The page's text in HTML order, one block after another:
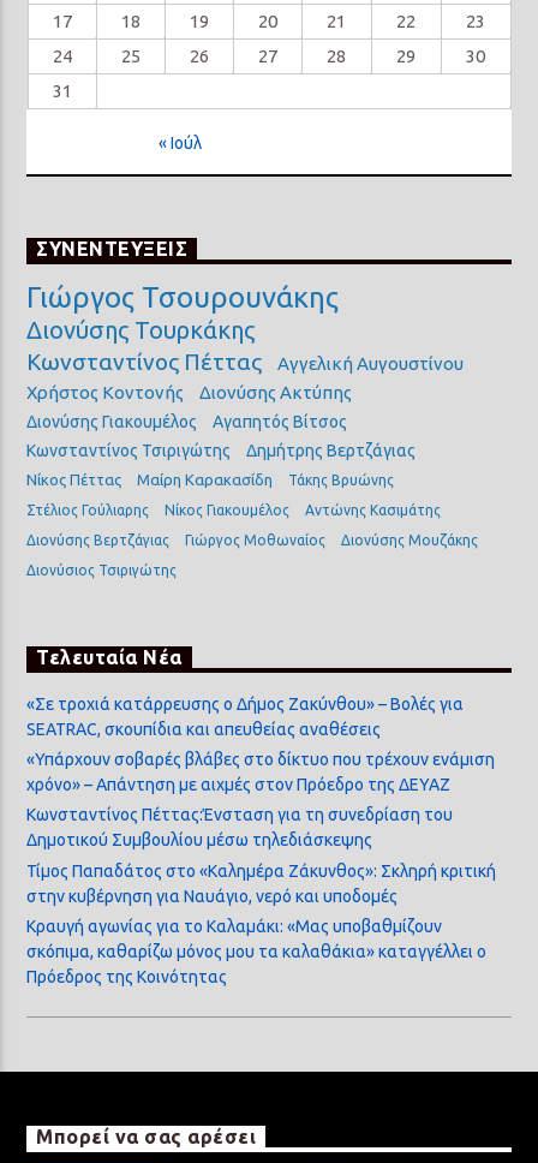
17 18 19 20 21 22
23
24
25 26 27 28 29
30
31
« Ιούλ
ΣΥΝΕΝΤΕΥΞΕΙΣ
Γιώργος Τσουρουνάκης
Διονύσης Τουρκάκης
Κωνσταντίνος Πέττας
Αγγελική Αυγουστίνου
Χρήστος Κοντονής
Διονύσης Ακτύπης
Διονύσης Γιακουμέλος
Αγαπητός Βίτσος
Κωνσταντίνος Τσιριγώτης
Δημήτρης Βερτζάγιας
Νίκος Πέττας Μαίρη Καρακασίδη
Τάκης Βρυώνης
Στέλιος Γούλιαρης
Νίκος Γιακουμέλος
Αντώνης Κασιμάτης
Διονύσης Βερτζάγιας
Γιώργος Μοθωναίος
Διονύσης Μουζάκης
Διονύσιος Τσιριγώτης
Τελευταία Νέα
«Σε τροχιά κατάρρευσης ο Δήμος Ζακύνθου» – Βολές για
SEATRAC, σκουπίδια και απευθείας αναθέσεις
«Υπάρχουν σοβαρές βλάβες στο δίκτυο που τρέχουν ενάμιση
χρόνο» – Απάντηση με αιχμές στον Πρόεδρο της ΔΕΥΑΖ
Κωνσταντίνος Πέττας:Ένσταση για τη συνεδρίαση του
Δημοτικού Συμβουλίου μέσω τηλεδιάσκεψης
Τίμος Παπαδάτος στο «Καλημέρα Ζάκυνθος»: Σκληρή κριτική
στην κυβέρνηση για Ναυάγιο, νερό και υποδομές
Κραυγή αγωνίας για το Καλαμάκι: «Μας υποβαθμίζουν
σκόπιμα, καθαρίζω μόνος μου τα καλαθάκια» καταγγέλλει ο
Πρόεδρος της Κοινότητας
Μπορεί να σας αρέσει